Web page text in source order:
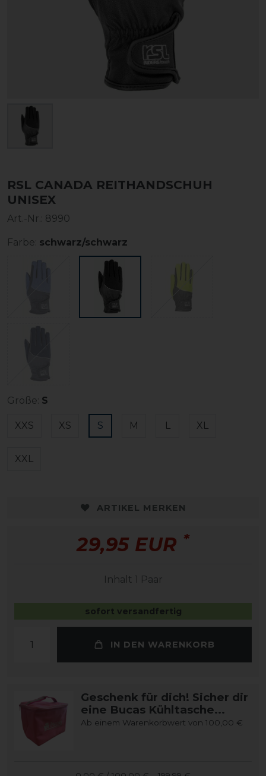
RSL CANADA REITHANDSCHUH
UNISEX
Art.-Nr.: 8990
Farbe: schwarz/schwarz
Größe: S
XXS XS S M L XL
XXL
ARTIKEL MERKEN
29,95 EUR *
Inhalt 1 Paar
sofort versandfertig
IN DEN WARENKORB
Geschenk für dich! Sicher dir
eine Bucas Kühltasche...
Ab einem Warenkorbwert von 100,00 €